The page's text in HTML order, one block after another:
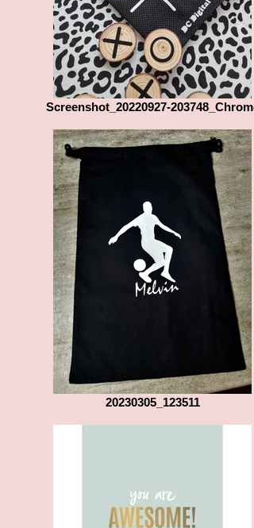
Screenshot_20220927-203748_Chrome
20230305_123511